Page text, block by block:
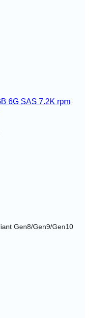
6G SAS 7.2K rpm
Gen8/Gen9/Gen10